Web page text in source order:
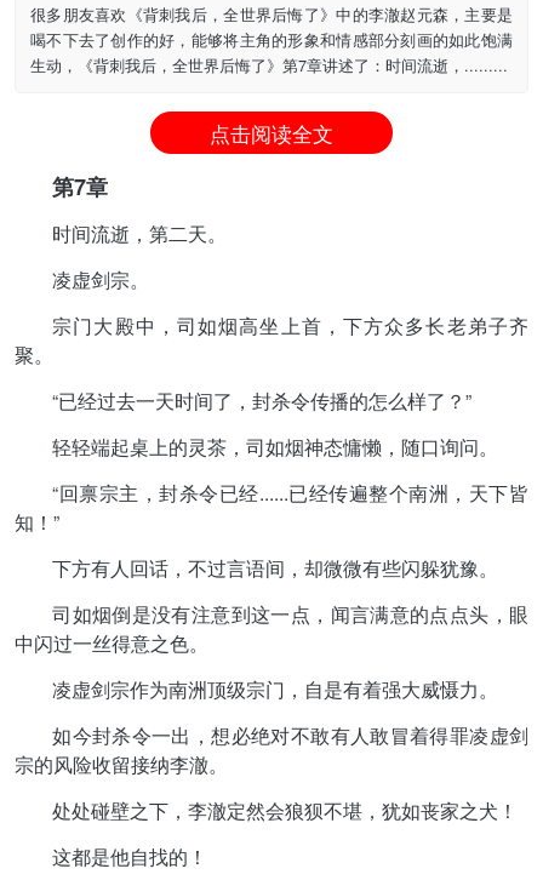
很多朋友喜欢《背刺我后，全世界后悔了》中的李澈赵元森，主要是
喝不下去了创作的好，能够将主角的形象和情感部分刻画的如此饱满
生动，《背刺我后，全世界后悔了》第7章讲述了：时间流逝，.........
点击阅读全文
第7章
时间流逝，第二天。
凌虚剑宗。
宗门大殿中，司如烟高坐上首，下方众多长老弟子齐
聚。
“已经过去一天时间了，封杀令传播的怎么样了？”
轻轻端起桌上的灵茶，司如烟神态慵懒，随口询问。
“回禀宗主，封杀令已经......已经传遍整个南洲，天下皆
知！”
下方有人回话，不过言语间，却微微有些闪躲犹豫。
司如烟倒是没有注意到这一点，闻言满意的点点头，眼
中闪过一丝得意之色。
凌虚剑宗作为南洲顶级宗门，自是有着强大威慑力。
如今封杀令一出，想必绝对不敢有人敢冒着得罪凌虚剑
宗的风险收留接纳李澈。
处处碰壁之下，李澈定然会狼狈不堪，犹如丧家之犬！
这都是他自找的！